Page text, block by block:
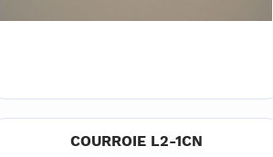
COURROIE L2-1CN